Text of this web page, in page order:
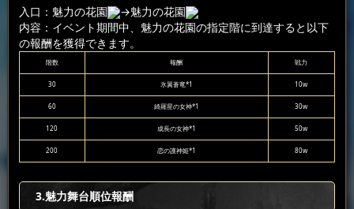
入口：魅力の花園
→魅力の花園
内容：イベント期間中、魅力の花園の指定階に到達すると以下
の報酬を獲得できます。
階数 報酬 戦力
30 氷翼蒼竜*1 10w
60 綺羅星の女神*1 30w
120 成長の女神*1 50w
200 恋の護神姫*1 80w
3.魅力舞台順位報酬